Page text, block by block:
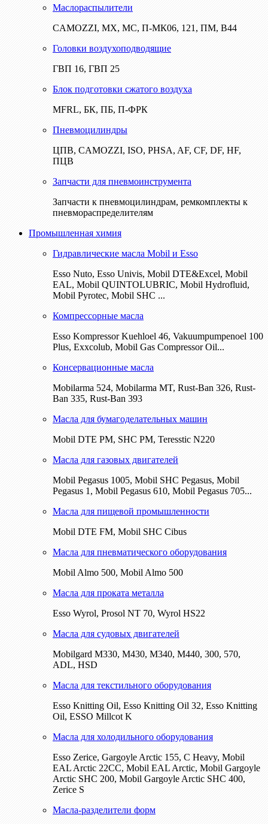
Маслораспылители
CAMOZZI, МХ, МС, П-МК06, 121, ПМ, В44
Головки воздухоподводящие
ГВП 16, ГВП 25
Блок подготовки сжатого воздуха
MFRL, БК, ПБ, П-ФРК
Пневмоцилиндры
ЦПВ, CAMOZZI, ISO, PHSA, AF, CF, DF, HF,
ПЦВ
Запчасти для пневмоинструмента
Запчасти к пневмоцилиндрам, ремкомплекты к
пневмораспределителям
Промышленная химия
Гидравлические масла Mobil и Esso
Esso Nuto, Esso Univis, Mobil DTE&Excel, Mobil
EAL, Mobil QUINTOLUBRIC, Mobil Hydrofluid,
Mobil Pyrotec, Mobil SHC ...
Компрессорные масла
Esso Kompressor Kuehloel 46, Vakuumpumpenoel 100
Plus, Exxcolub, Mobil Gas Compressor Oil...
Консервационные масла
Mobilarma 524, Mobilarma MT, Rust-Ban 326, Rust-
Ban 335, Rust-Ban 393
Масла для бумагоделательных машин
Mobil DTE РМ, SHC PM, Teresstic N220
Масла для газовых двигателей
Mobil Pegasus 1005, Mobil SHC Pegasus, Mobil
Pegasus 1, Mobil Pegasus 610, Mobil Pegasus 705...
Масла для пищевой промышленности
Mobil DTE FM, Mobil SHC Cibus
Масла для пневматического оборудования
Mobil Almo 500, Mobil Almo 500
Масла для проката металла
Esso Wyrol, Prosol NT 70, Wyrol HS22
Масла для судовых двигателей
Mobilgard M330, M430, M340, M440, 300, 570,
ADL, HSD
Масла для текстильного оборудования
Esso Knitting Oil, Esso Knitting Oil 32, Esso Knitting
Oil, ESSO Millcot K
Масла для холодильного оборудования
Esso Zerice, Gargoyle Arctic 155, С Heavy, Mobil
EAL Arctic 22CC, Mobil EAL Arctic, Mobil Gargoyle
Arctic SHC 200, Mobil Gargoyle Arctic SHC 400,
Zerice S
Масла-разделители форм